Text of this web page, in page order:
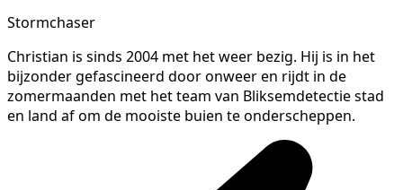
Stormchaser
Christian is sinds 2004 met het weer bezig. Hij is in het
bijzonder gefascineerd door onweer en rijdt in de
zomermaanden met het team van Bliksemdetectie stad
en land af om de mooiste buien te onderscheppen.